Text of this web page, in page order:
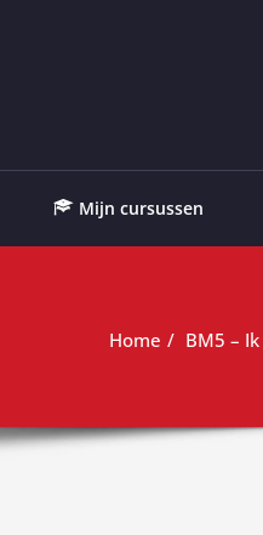
Mijn cursussen
Home BM5 –